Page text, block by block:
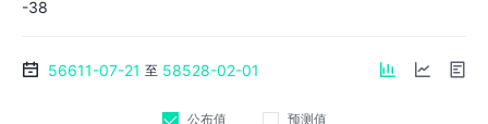
-38
56611-07-21 至 58528-02-01
公布值 预测值